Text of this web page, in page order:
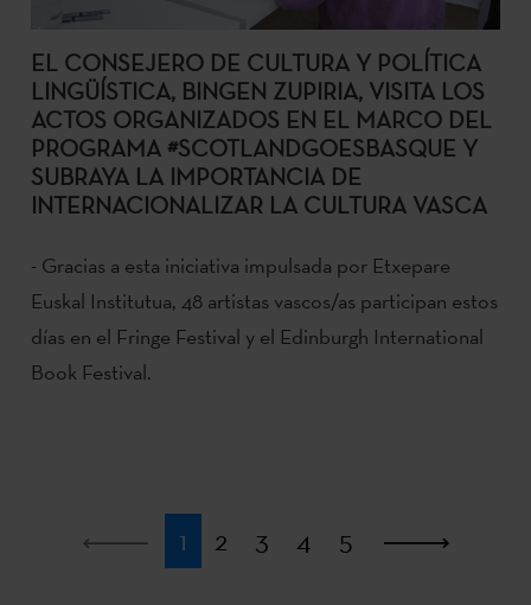
EL CONSEJERO DE CULTURA Y POLÍTICA
LINGÜÍSTICA, BINGEN ZUPIRIA, VISITA LOS
ACTOS ORGANIZADOS EN EL MARCO DEL
PROGRAMA #SCOTLANDGOESBASQUE Y
SUBRAYA LA IMPORTANCIA DE
INTERNACIONALIZAR LA CULTURA VASCA
- Gracias a esta iniciativa impulsada por Etxepare
Euskal Institutua, 48 artistas vascos/as participan estos
días en el Fringe Festival y el Edinburgh International
Book Festival.
Primera
1 2 3 4 5